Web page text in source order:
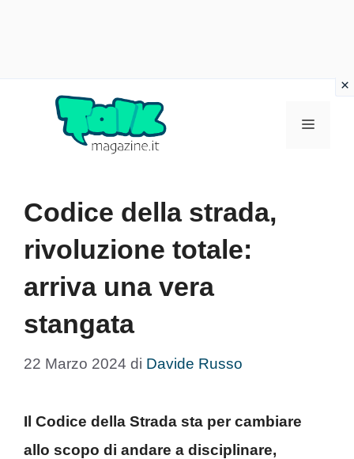
Menu
Codice della strada,
rivoluzione totale:
arriva una vera
stangata
22 Marzo 2024 di Davide Russo
Il Codice della Strada sta per cambiare
allo scopo di andare a disciplinare,